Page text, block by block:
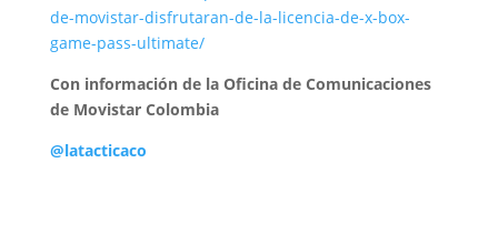
de-movistar-disfrutaran-de-la-licencia-de-x-box-
game-pass-ultimate/
Con información de la Oficina de Comunicaciones
de Movistar Colombia
@latacticaco